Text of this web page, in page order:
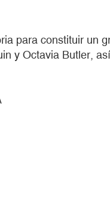
para constituir un
y Octavia Butler,